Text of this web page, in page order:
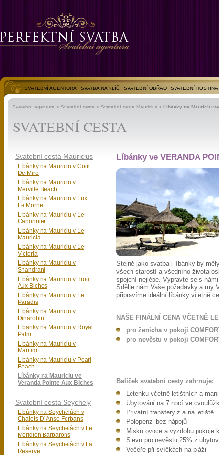
SVATEBNÍ AGENTURA SVATBA NA KLÍČ SVATEBNÍ OBŘAD
SVATEBNÍ HOSTINA
SVATEBNÍ FOTOGALERIE
Svatební agentura > Svatební cesta > Svatební cesta Mauricius > Líbánky na Mauriciu
SVATEBNÍ CESTA
Líbánky ve VERANDA
Stejně jako svatba i líbánky by
všech starostí a všedního života
spojení nejlépe. Vypravte se s
Sdělte nám Vaše požadavky a my
připravíme ideální líbánky včetně
NAŠE FINÁLNÍ CENA VČETNĚ
pro ženicha v pokoji
pro nevěstu v pokoji
Balíček svatební cesty zahrnuje:
Letenku včetně letištních a
Ubytování na 7 nocí ve
Privátní transfery z a na letiště
Polopenzi bez nápojů
Misku ovoce a výzdobu pokoje
Slevu pro nevěstu 25% z
Večeře při svíčkách na pláži
Svatební cesta Mauricius
Líbánky na Mauriciu v Coin
De Mire
Líbánky na Mauriciu v
Merville Beach
Líbánky na Mauriciu v Lux
Le Morne
Líbánky na Mauriciu v Le
Canonnier
Líbánky na Mauriciu v Le
Mauricia
Líbánky na Mauriciu v Le
Victoria
Líbánky na Mauriciu v
Shandrani
Líbánky na Mauriciu v Trou
Aux Biches
Líbánky na Mauriciu v Le
Paradis
Líbánky na Mauriciu v
Dinarobin
Líbánky na Mauriciu v Royal
Palm
Líbánky na Mauriciu v
Maritim
Líbánky na Mauriciu v Pearl
Beach
Líbánky na Mauriciu ve
Veranda Pointe Aux Biches
Svatební cesta Seychely
Líbánky na Seychelách v
Chalets D´Anse Forbans
Líbánky na Seychelách v Le
Meridien Barbarons
Líbánky na Seychelách v La
Reserve